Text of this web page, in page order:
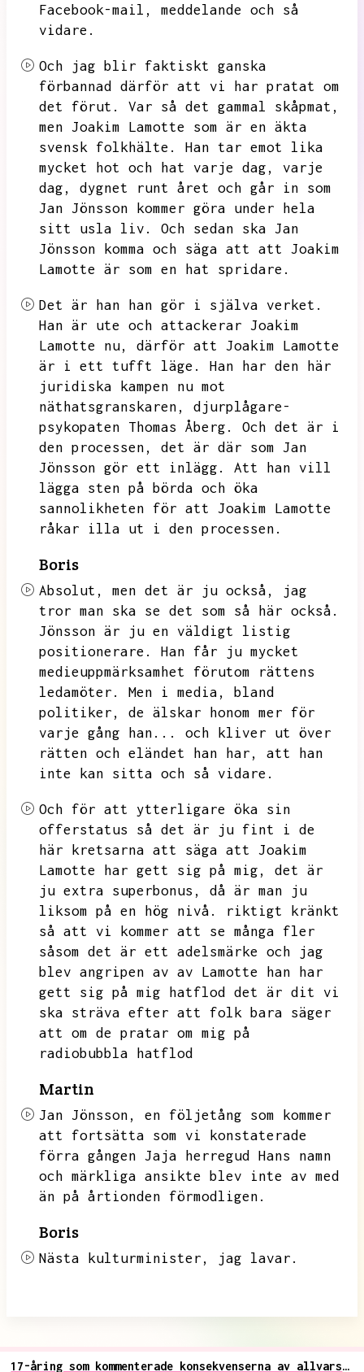
Facebook-mail,
meddelande och så
vidare.
Och jag blir faktiskt ganska
förbannad därför att vi har pratat om
det förut.
Var så det gammal skåpmat,
men Joakim Lamotte som är en äkta
svensk folkhälte.
Han tar emot lika
mycket hot och hat varje dag,
varje
dag,
dygnet runt året och går in som
Jan Jönsson kommer göra under hela
sitt usla liv.
Och sedan ska Jan
Jönsson komma och säga att att Joakim
Lamotte är som en hat spridare.
Det är han han gör i själva verket.
Han är ute och attackerar Joakim
Lamotte nu,
därför att Joakim Lamotte
är i ett tufft läge.
Han har den här
juridiska kampen nu mot
näthatsgranskaren,
djurplågare-
psykopaten Thomas Åberg.
Och det är i
den processen,
det är där som Jan
Jönsson gör ett inlägg.
Att han vill
lägga sten på börda och öka
sannolikheten för att Joakim Lamotte
råkar illa ut i den processen.
Boris
Absolut, men det är ju också,
jag
tror man ska se det som så här också.
Jönsson är ju en väldigt listig
positionerare.
Han får ju mycket
medieuppmärksamhet förutom rättens
ledamöter.
Men i media,
bland
politiker,
de älskar honom mer för
varje gång han...
och kliver ut över
rätten och eländet han har,
att han
inte kan sitta och så vidare.
Och för att ytterligare öka sin
offerstatus så det är ju fint i de
här kretsarna att säga att Joakim
Lamotte har gett sig på mig,
det är
ju extra superbonus,
då är man ju
liksom på en hög nivå.
riktigt kränkt
så att vi kommer att se många fler
såsom det är ett adelsmärke och jag
blev angripen av av Lamotte han har
gett sig på mig hatflod det är dit vi
ska sträva efter att folk bara säger
att om de pratar om mig på
radiobubbla hatflod
Martin
Jan Jönsson,
en följetång som kommer
att fortsätta som vi konstaterade
förra gången Jaja herregud
Hans namn
och märkliga ansikte blev inte av med
än på årtionden förmodligen.
Boris
Nästa kulturminister, jag lavar.
17-åring som kommenterade konsekvenserna av allvarsamtal i Rinkeby för Jan Jönsson (L) frias